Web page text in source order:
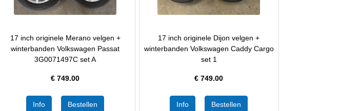
17 inch originele Merano velgen +
winterbanden Volkswagen Passat
3G0071497C set A
€749.00
17 inch originele Dijon velgen +
winterbanden Volkswagen Caddy Cargo
set 1
€749.00